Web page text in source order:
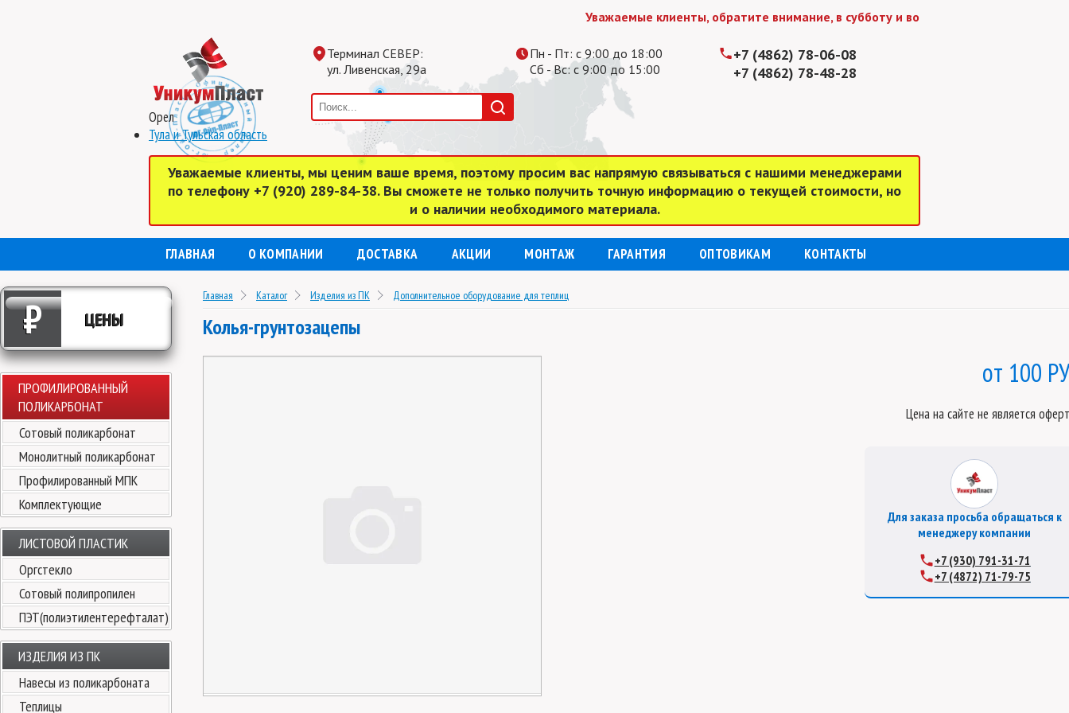
Уважаемые клиенты, обратите внимание, в субботу и воскресенье мы работаем до
Орел
Тула и Тульская область
Терминал СЕВЕР:
ул. Ливенская, 29а
Пн - Пт: с 9:00 до 18:00
Сб - Вс: с 9:00 до 15:00
+7 (4862) 78-06-08
+7 (4862) 78-48-28
Уважаемые клиенты, мы ценим ваше время, поэтому просим вас напрямую связываться с нашими менеджерами
по телефону +7 (920) 289-84-38. Вы сможете не только получить точную информацию о текущей стоимости, но
и о наличии необходимого материала.
ГЛАВНАЯ О КОМПАНИИ ДОСТАВКА АКЦИИ МОНТАЖ ГАРАНТИЯ ОПТОВИКАМ КОНТАКТЫ
₽ ЦЕНЫ
ПРОФИЛИРОВАННЫЙ
ПОЛИКАРБОНАТ
Сотовый поликарбонат
Монолитный поликарбонат
Профилированный МПК
Комплектующие
ЛИСТОВОЙ ПЛАСТИК
Оргстекло
Сотовый полипропилен
ПЭТ(полиэтилентерефталат)
ИЗДЕЛИЯ ИЗ ПК
Навесы из поликарбоната
Теплицы
Главная Каталог Изделия из ПК Дополнительное оборудование для теплиц
Колья-грунтозацепы
100
Цена на сайте не является
Для заказа просьба обращаться к
менеджеру компании
+7 (930) 791-31-71
+7 (4872) 71-79-75